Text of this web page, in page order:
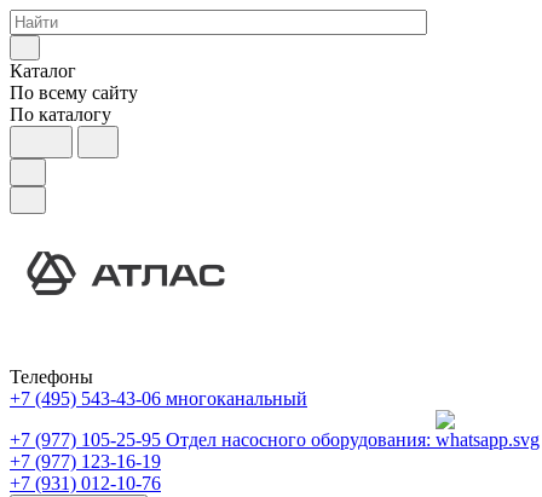
Каталог
По всему сайту
По каталогу
Телефоны
+7 (495) 543-43-06 многоканальный
+7 (977) 105-25-95 Отдел насосного оборудования:
+7 (977) 123-16-19
+7 (931) 012-10-76